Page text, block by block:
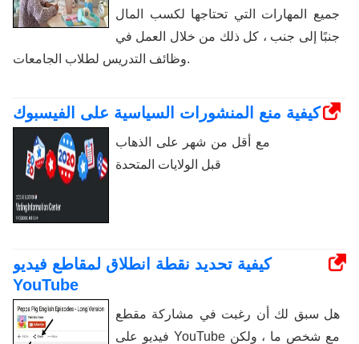
جميع المهارات التي تحتاجها لكسب المال
جنبًا إلى جنب ، كل ذلك من خلال العمل في
وظائف التدريس لطلاب الجامعات.
كيفية منع المنشورات السياسية على الفيسبوك
مع أقل من شهر على الذهاب
قبل الولايات المتحدة
كيفية تحديد نقطة انطلاق لمقاطع فيديو
YouTube
هل سبق لك أن رغبت في مشاركة مقطع
فيديو على YouTube مع شخص ما ، ولكن